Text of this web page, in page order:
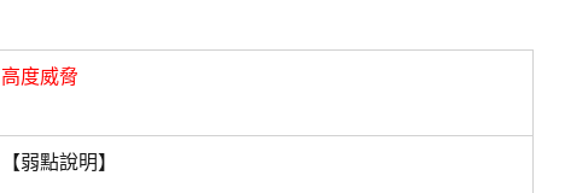
高度威脅
【弱點說明】